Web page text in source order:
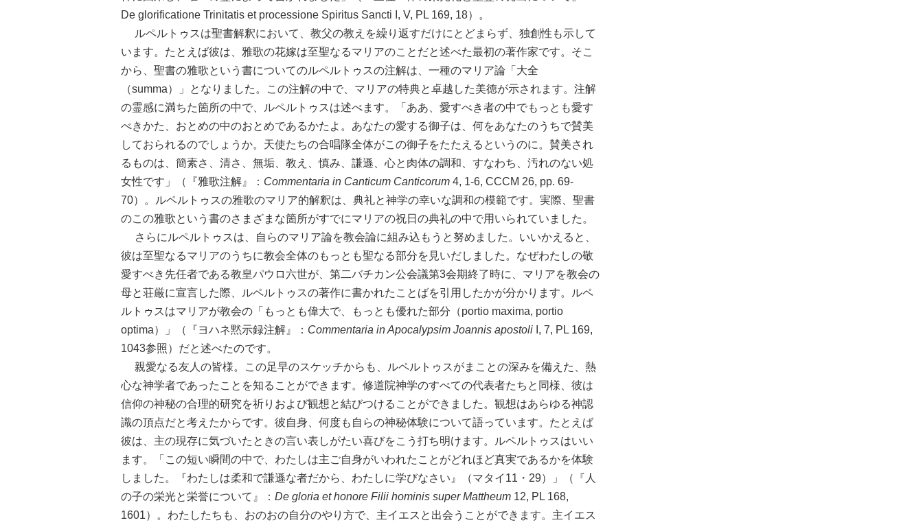
De glorificatione Trinitatis et processione Spiritus Sancti I, V, PL 169, 18）。
ルペルトゥスは聖書解釈において、教父の教えを繰り返すだけにとどまらず、独創性も示して
います。たとえば彼は、雅歌の花嫁は至聖なるマリアのことだと述べた最初の著作家です。そこ
から、聖書の雅歌という書についてのルペルトゥスの注解は、一種のマリア論「大全
（summa）」となりました。この注解の中で、マリアの特典と卓越した美徳が示されます。注解
の霊感に満ちた箇所の中で、ルペルトゥスは述べます。「ああ、愛すべき者の中でもっとも愛す
べきかた、おとめの中のおとめであるかたよ。あなたの愛する御子は、何をあなたのうちで賛美
しておられるのでしょうか。天使たちの合唱隊全体がこの御子をたたえるというのに。賛美され
るものは、簡素さ、清さ、無垢、教え、慎み、謙遜、心と肉体の調和、すなわち、汚れのない処
女性です」（『雅歌注解』： Commentaria in Canticum Canticorum 4, 1-6, CCCM 26, pp. 69-
70）。ルペルトゥスの雅歌のマリア的解釈は、典礼と神学の幸いな調和の模範です。実際、聖書
のこの雅歌という書のさまざまな箇所がすでにマリアの祝日の典礼の中で用いられていました。
さらにルペルトゥスは、自らのマリア論を教会論に組み込もうと努めました。いいかえると、
彼は至聖なるマリアのうちに教会全体のもっとも聖なる部分を見いだしました。なぜわたしの敬
愛すべき先任者である教皇パウロ六世が、第二バチカン公会議第3会期終了時に、マリアを教会の
母と荘厳に宣言した際、ルペルトゥスの著作に書かれたことばを引用したかが分かります。ルペ
ルトゥスはマリアが教会の「もっとも偉大で、もっとも優れた部分（portio maxima, portio
optima）」（『ヨハネ黙示録注解』： Commentaria in Apocalypsim Joannis apostoli I, 7, PL 169,
1043参照）だと述べたのです。
親愛なる友人の皆様。この足早のスケッチからも、ルペルトゥスがまことの深みを備えた、熱
心な神学者であったことを知ることができます。修道院神学のすべての代表者たちと同様、彼は
信仰の神秘の合理的研究を祈りおよび観想と結びつけることができました。観想はあらゆる神認
識の頂点だと考えたからです。彼自身、何度も自らの神秘体験について語っています。たとえば
彼は、主の現存に気づいたときの言い表しがたい喜びをこう打ち明けます。ルペルトゥスはいい
ます。「この短い瞬間の中で、わたしは主ご自身がいわれたことがどれほど真実であるかを体験
しました。『わたしは柔和で謙遜な者だから、わたしに学びなさい』（マタイ11・29）」（『人
の子の栄光と栄誉について』： De gloria et honore Filii hominis super Mattheum 12, PL 168,
1601）。わたしたちも、おのおの自分のやり方で、主イエスと出会うことができます。主イエス